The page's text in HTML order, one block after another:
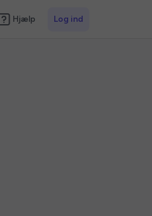
Hjælp Log ind